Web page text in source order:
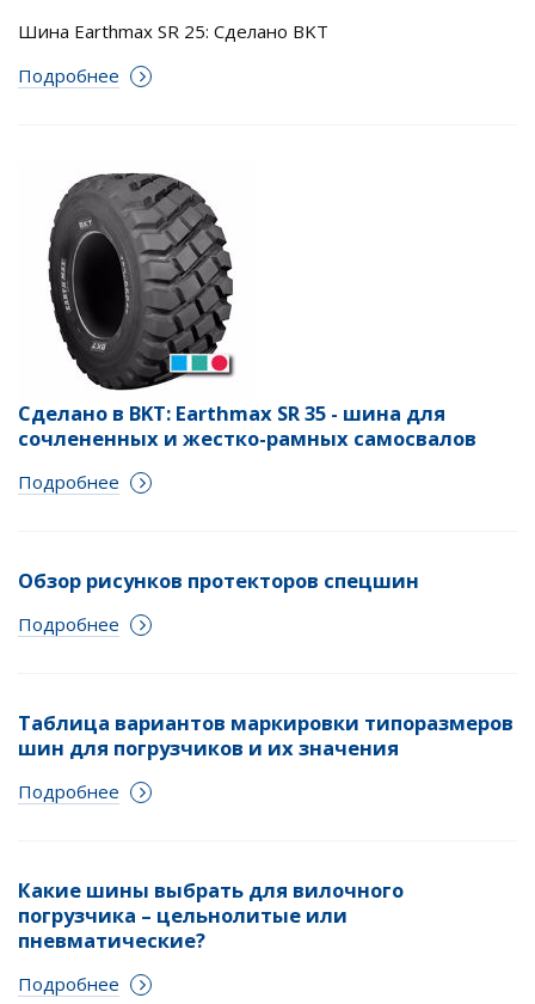
Шина Earthmax SR 25: Сделано BKT
Подробнее
Сделано в BKT: Earthmax SR 35 - шина для
сочлененных и жестко-рамных самосвалов
Подробнее
Обзор рисунков протекторов спецшин
Подробнее
Таблица вариантов маркировки типоразмеров
шин для погрузчиков и их значения
Подробнее
Какие шины выбрать для вилочного
погрузчика – цельнолитые или
пневматические?
Подробнее